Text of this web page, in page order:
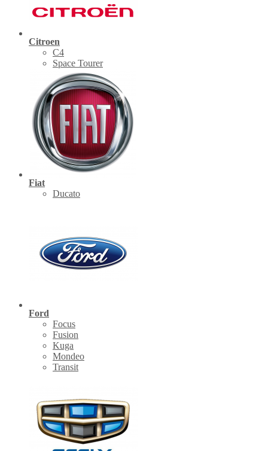
Citroen
C4
Space Tourer
Fiat
Ducato
Ford
Focus
Fusion
Kuga
Mondeo
Transit